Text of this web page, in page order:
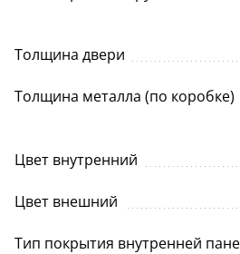
Толщина двери
Толщина металла (по коробке)
Цвет внутренний
Цвет внешний
Тип покрытия внутренней